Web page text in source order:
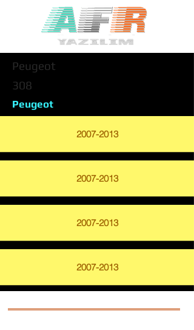
Peugeot
308
Peugeot
2007-2013
2007-2013
2007-2013
2007-2013